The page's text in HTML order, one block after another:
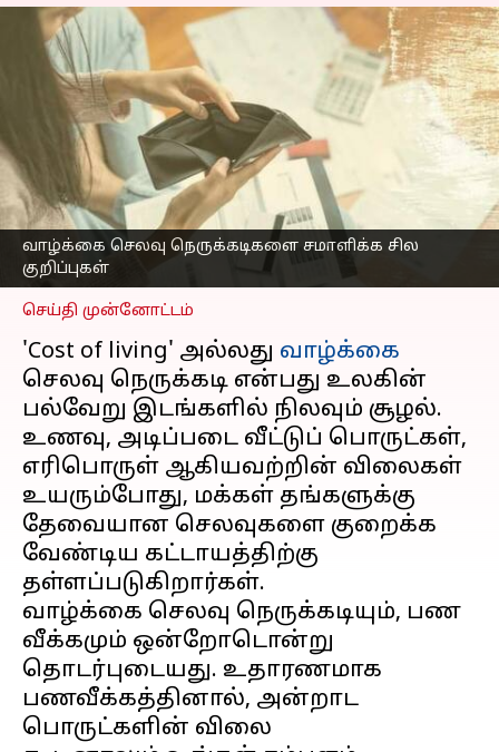
வாழ்க்கை செலவு நெருக்கடிகளை சமாளிக்க சில
குறிப்புகள்
cost of living crisis:
வாழ்க்கைச் செலவு
நெருக்கடி குறித்த
கவலையா? இந்த
டிப்ஸ்கள் உங்களுக்கு
உதவும்
எழுதியவர் Venkatalakshmi V Feb 04, 2023 09:14 pm
செய்தி முன்னோட்டம்
'Cost of living' அல்லது வாழ்க்கை
செலவு நெருக்கடி என்பது உலகின்
பல்வேறு இடங்களில் நிலவும் சூழல்.
உணவு, அடிப்படை வீட்டுப் பொருட்கள்,
எரிபொருள் ஆகியவற்றின் விலைகள்
உயரும்போது, மக்கள் தங்களுக்கு
தேவையான செலவுகளை குறைக்க
வேண்டிய கட்டாயத்திற்கு
தள்ளப்படுகிறார்கள்.
வாழ்க்கை செலவு நெருக்கடியும், பண
வீக்கமும் ஒன்றோடொன்று
தொடர்புடையது. உதாரணமாக
பணவீக்கத்தினால், அன்றாட
பொருட்களின் விலை